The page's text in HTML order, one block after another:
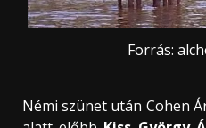
Forrás:
Némi szünet után Cohen